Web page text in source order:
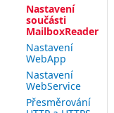
Nastavení
součásti
MailboxReader
Nastavení
WebApp
Nastavení
WebService
Přesměrování